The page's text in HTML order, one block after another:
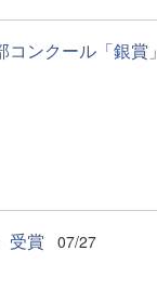
コンクール「銀賞
受賞 07/27